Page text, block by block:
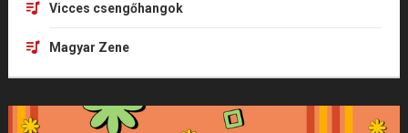
Vicces csengőhangok
Magyar Zene